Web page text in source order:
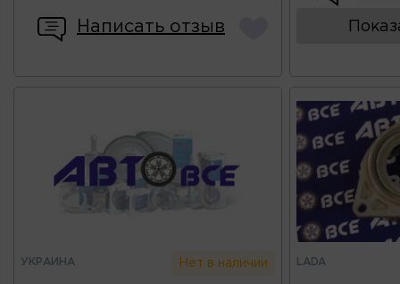
Написать отзыв
УКРАИНА Нет в наличии LADA